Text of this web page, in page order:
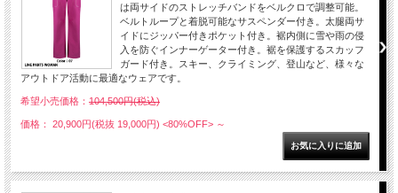
は両サイドのストレッチバンドをベルクロで調整可能。
ベルトループと着脱可能なサスペンダー付き。太腿両サ
イドにジッパー付きポケット付き。裾内側に雪や雨の侵
入を防ぐインナーゲーター付き。裾を保護するスカッフ
ガード付き。スキー、クライミング、登山など、様々な
アウトドア活動に最適なウェアです。
希望小売価格： 104,500円(税込)
価格： 20,900円(税抜 19,000円) <80%OFF> ～